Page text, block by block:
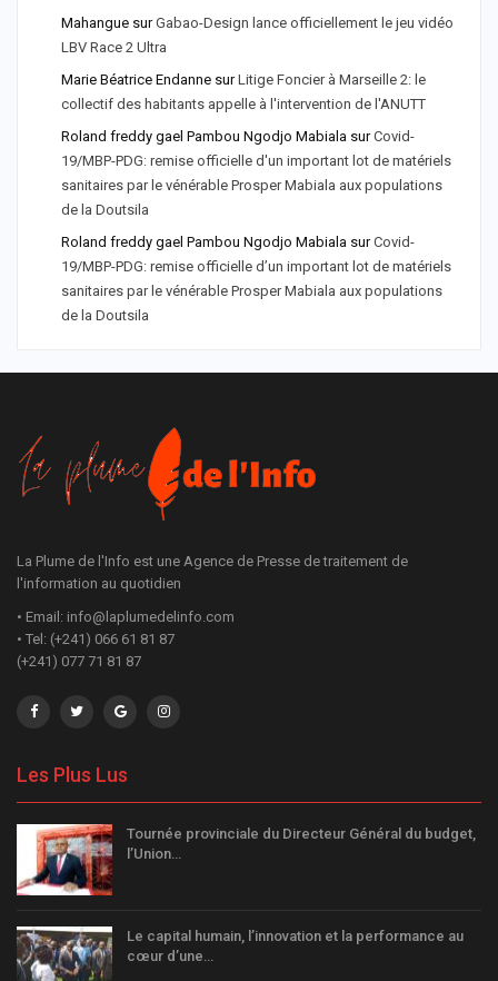
Mahangue surGabao-Design lance officiellement le jeu vidéo
LBV Race 2 Ultra
Marie Béatrice Endanne surLitige Foncier à Marseille 2: le
collectif des habitants appelle à l'intervention de l'ANUTT
Roland freddy gael Pambou Ngodjo Mabiala surCovid-
19/MBP-PDG: remise officielle d'un important lot de matériels
sanitaires par le vénérable Prosper Mabiala aux populations
de la Doutsila
Roland freddy gael Pambou Ngodjo Mabiala surCovid-
19/MBP-PDG: remise officielle d’un important lot de matériels
sanitaires par le vénérable Prosper Mabiala aux populations
de la Doutsila
La Plume de l'Info est une Agence de Presse de traitement de
l'information au quotidien
• Email: info@laplumedelinfo.com
• Tel: (+241) 066 61 81 87
(+241) 077 71 81 87
Les Plus Lus
Tournée provinciale du Directeur Général du budget,
l’Union…
Le capital humain, l’innovation et la performance au
cœur d’une…